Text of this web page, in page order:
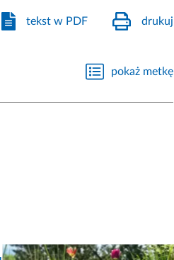
tekst w PDF drukuj
pokaż metkę